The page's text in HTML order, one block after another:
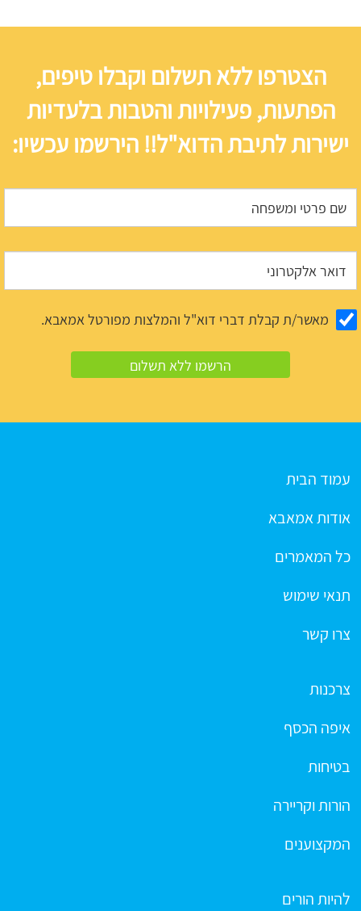
הצטרפו ללא תשלום וקבלו טיפים,
הפתעות, פעילויות והטבות בלעדיות
ישירות לתיבת הדוא"ל!! הירשמו עכשיו:
מאשר/ת קבלת דברי דוא"ל והמלצות מפורטל אמאבא.
עמוד הבית
אודות אמאבא
כל המאמרים
תנאי שימוש
צרו קשר
צרכנות
איפה הכסף
בטיחות
הורות וקריירה
המקצוענים
להיות הורים